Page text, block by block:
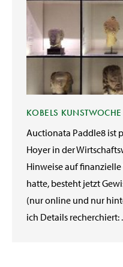
KOBELS
Auctionata Paddle8 ist
Hoyer in der
Hinweise auf
hatte, besteht jetzt
(nur online und nur
ich Details recherchiert: